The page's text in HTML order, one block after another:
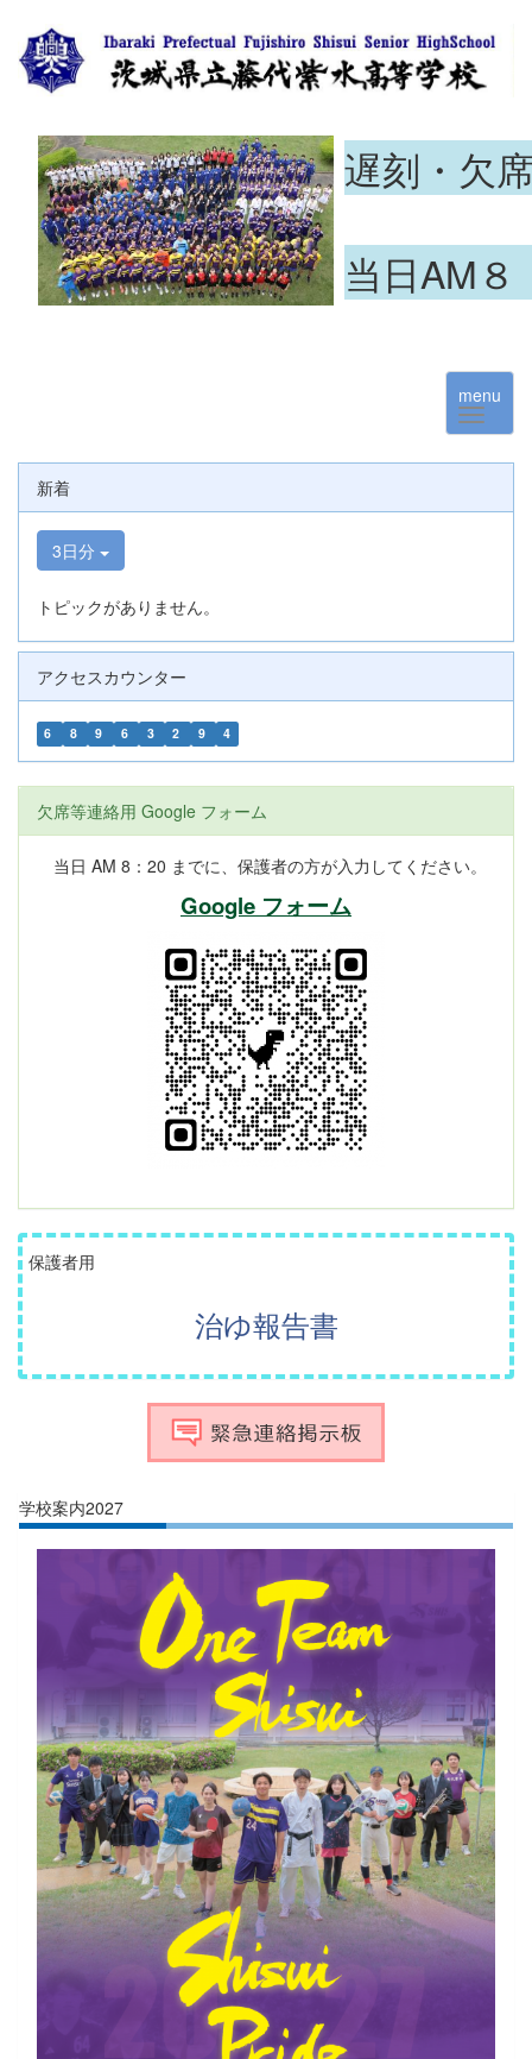
遅刻・欠
当日AM
menu
新着
3日分
トピックがありません。
アクセスカウンター
6 8 9 6 3 2 9 4
欠席等連絡用 Google フォーム
当日 AM 8：20 までに、保護者の方が入力してください。
Google フォーム
保護者用
治ゆ報告書
学校案内2027